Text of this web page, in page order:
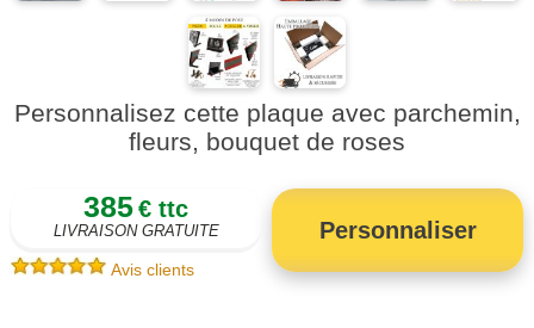
Personnalisez cette plaque avec parchemin,
fleurs, bouquet de roses
385€ ttc
LIVRAISON GRATUITE Personnaliser
Avis clients